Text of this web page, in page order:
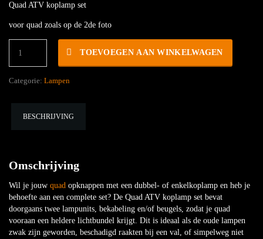
Quad ATV koplamp set
voor quad zoals op de 2de foto
ATV
koplamp
set
TOEVOEGEN AAN WINKELWAGEN
Categorie: Lampen
BESCHRIJVING
Omschrijving
Wil je jouw quad opknappen met een dubbel- of enkelkoplamp en heb je
behoefte aan een complete set? De Quad ATV koplamp set bevat
doorgaans twee lampunits, bekabeling en/of beugels, zodat je quad
vooraan een heldere lichtbundel krijgt. Dit is ideaal als de oude lampen
zwak zijn geworden, beschadigd raakten bij een val, of simpelweg niet